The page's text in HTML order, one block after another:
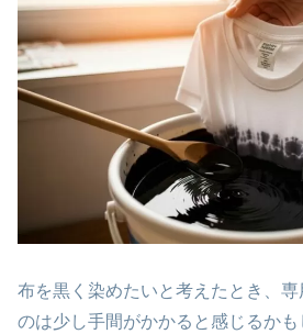
布を黒く染めたいと考えたとき、
のは少し手間がかかると感じるか